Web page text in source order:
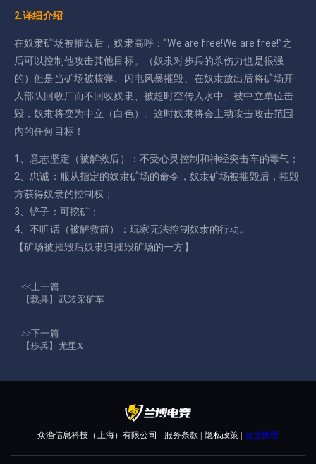
2.详细介绍
在奴隶矿场被摧毁后，奴隶高呼：“We are free!We are free!”之
后可以控制他攻击其他目标。（奴隶对步兵的杀伤力也是很强
的）但是当矿场被核弹、闪电风暴摧毁、在奴隶放出后将矿场开
入部队回收厂而不回收奴隶、被超时空传入水中、被中立单位击
毁，奴隶将变为中立（白色）。这时奴隶将会主动攻击攻击范围
内的任何目标！
1、意志坚定（被解救后）：不受心灵控制和神经突击车的毒气；
2、忠诚：服从指定的奴隶矿场的命令，奴隶矿场被摧毁后，摧毁
方获得奴隶的控制权；
3、铲子：可挖矿；
4、不听话（被解救前）：玩家无法控制奴隶的行动。
【矿场被摧毁后奴隶归摧毁矿场的一方】
<<上一篇
【载具】武装采矿车
>>下一篇
【步兵】尤里X
众渔信息科技（上海）有限公司 服务条款 | 隐私政策 | 营业执照